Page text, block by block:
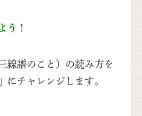
う！
線譜のこと）の読み方を
にチャレンジします。